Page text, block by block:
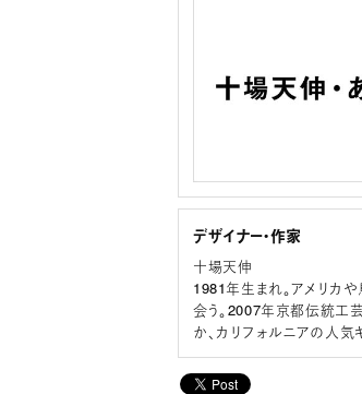
デザイナー・作家
十場天伸
1981年生まれ。アメリカ
会う。2007年京都伝統工
か、カリフォルニアの人